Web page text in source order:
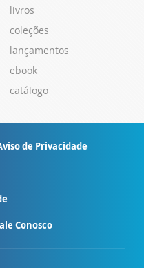
livros
coleções
lançamentos
ebook
catálogo
de Privacidade
Conosco